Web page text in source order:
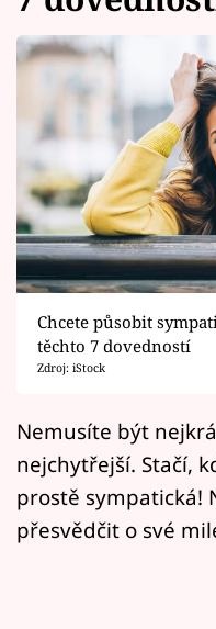
Vztahy
Seriály
Horoskopy
Sledujte prima+
Filmový festival
Mámy sobě
Přihlášení
Sledujte nás
Chcete působit
těchto 7 dovedností
Zdroj: iStock
Nemusíte být
nejchytřejší. Stačí,
prostě sympatická!
přesvědčit o své